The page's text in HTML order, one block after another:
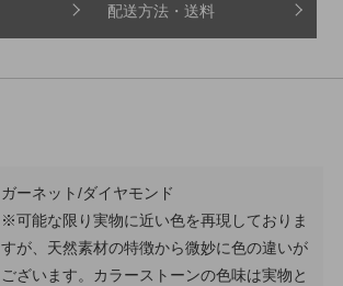
配送方法・送料
ガーネット/ダイヤモンド
※可能な限り実物に近い色を再現しておりま
すが、天然素材の特徴から微妙に色の違いが
ございます。カラーストーンの色味は実物と